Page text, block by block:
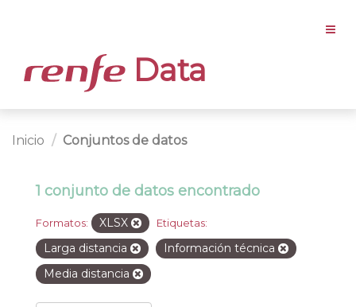
Data
Inicio Conjuntos de datos
1 conjunto de datos encontrado
Formatos: XLSX Etiquetas:
Larga distancia
Información técnica
Media distancia